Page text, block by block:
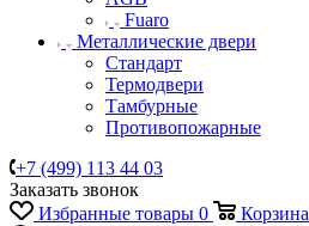
Fuaro
Металлические двери
Стандарт
Термодвери
Тамбурные
Противопожарные
+7 (499) 113 44 03
Заказать звонок
Избранные товары 0 Корзина